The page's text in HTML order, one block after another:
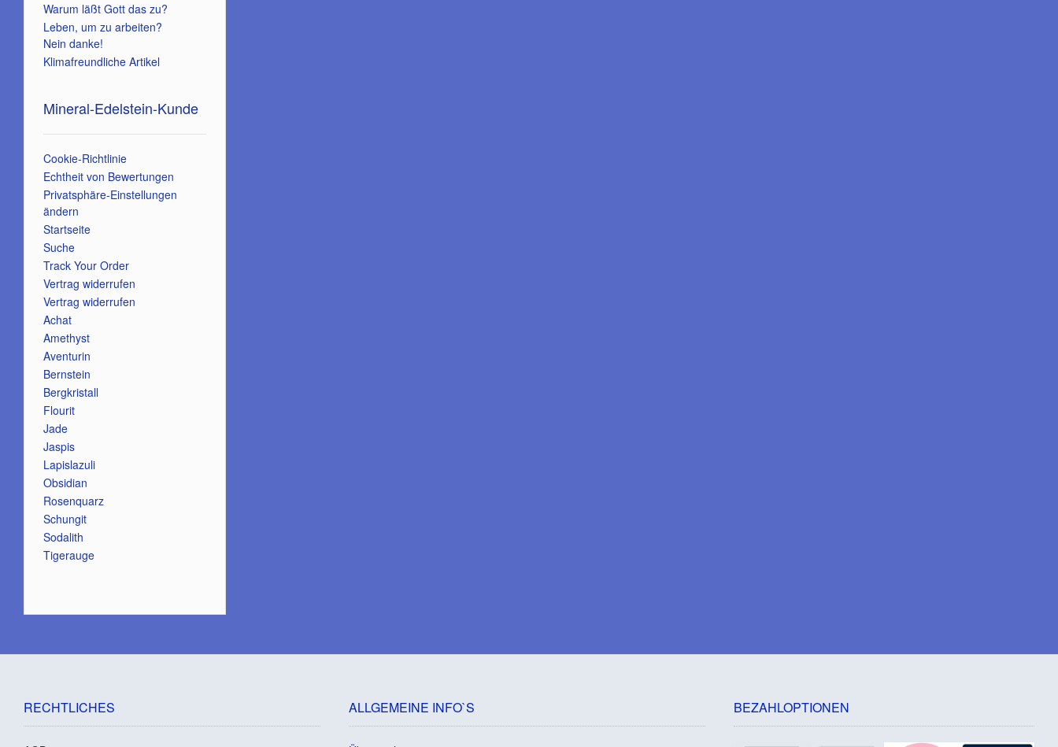
Warum läßt Gott das zu?
Leben, um zu arbeiten?
Nein danke!
Klimafreundliche Artikel
Mineral-Edelstein-Kunde
Cookie-Richtlinie
Echtheit von Bewertungen
Privatsphäre-Einstellungen
ändern
Startseite
Suche
Track Your Order
Vertrag widerrufen
Vertrag widerrufen
Achat
Amethyst
Aventurin
Bernstein
Bergkristall
Flourit
Jade
Jaspis
Lapislazuli
Obsidian
Rosenquarz
Schungit
Sodalith
Tigerauge
RECHTLICHES ALLGEMEINE INFO`S BEZAHLOPTIONEN